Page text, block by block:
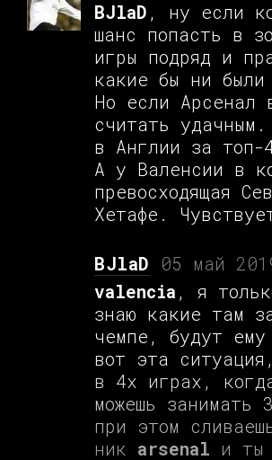
BJlaD , ну если
шанс попасть в
игры подряд и
какие бы ни
Но если Арсенал
считать
в Англии за
А у Валенсии в
превосходящая
Хетафе.
BJlaD
05 май
valencia , я
знаю какие там
чемпе, будут
вот эта
в 4х играх,
можешь
при этом
ник arsenal и ты